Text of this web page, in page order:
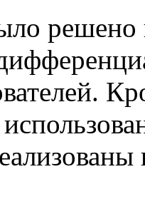
решено